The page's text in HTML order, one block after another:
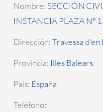
Nombre: SECCIÓN
INSTANCIA PLAZA Nº
Dirección:Travessa
Provincia: Illes Balears
País: España
Teléfono: